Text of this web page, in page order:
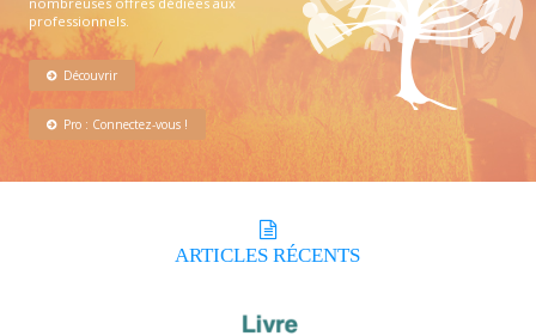
professionnels.
Découvrir
Pro : Connectez-vous !
ARTICLES RÉCENTS